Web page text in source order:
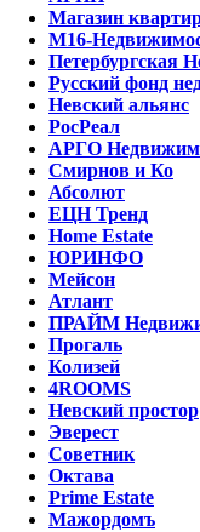
Магазин
М16-
Петербургская
Русский фонд
Невский альянс
РосРеал
АРГО
Смирнов и Ко
Абсолют
ЕЦН Тренд
Home Estate
ЮРИНФО
Мейсон
Атлант
ПРАЙМ
Прогаль
Колизей
4ROOMS
Невский простор
Эверест
Советник
Октава
Prime Estate
Мажордомъ